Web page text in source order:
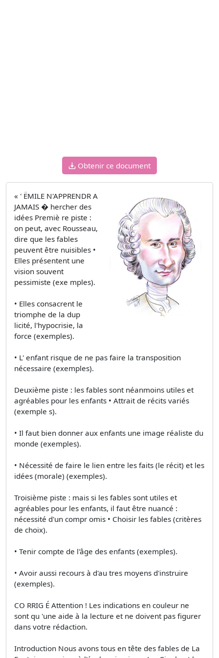
Obtenir ce document
« ' ËMILE N'APPRENDR A
JAMAIS � hercher des
idées Premiè re piste :
on peut, avec Rousseau,
dire que les fables
peuvent être nuisibles •
Elles présentent une
vision souvent
pessimiste (exe mples).
• Elles consacrent le
triomphe de la dup
licité, l'hypocrisie, la
force (exemples).
• L' enfant risque de ne pas faire la transposition
nécessaire (exemples).
Deuxième piste : les fables sont néanmoins utiles et
agréables pour les enfants • Attrait de récits variés
(exemple s).
• Il faut bien donner aux enfants une image réaliste du
monde (exemples).
• Nécessité de faire le lien entre les faits (le récit) et les
idées (morale) (exemples).
Troisième piste : mais si les fables sont utiles et
agréables pour les enfants, il faut être nuancé :
nécessité d'un compr omis • Choisir les fables (critères
de choix).
• Tenir compte de l'âge des enfants (exemples).
• Avoir aussi recours à d'au tres moyens d'instruire
(exemples).
CO RRIG É Attention ! Les indications en couleur ne
sont qu 'une aide à la lecture et ne doivent pas figurer
dans votre rédaction.
Introduction Nous avons tous en tête des fables de La